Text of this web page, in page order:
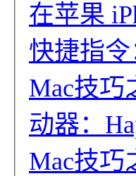
在苹果
快捷指令
Mac技巧
动器：
Mac技巧